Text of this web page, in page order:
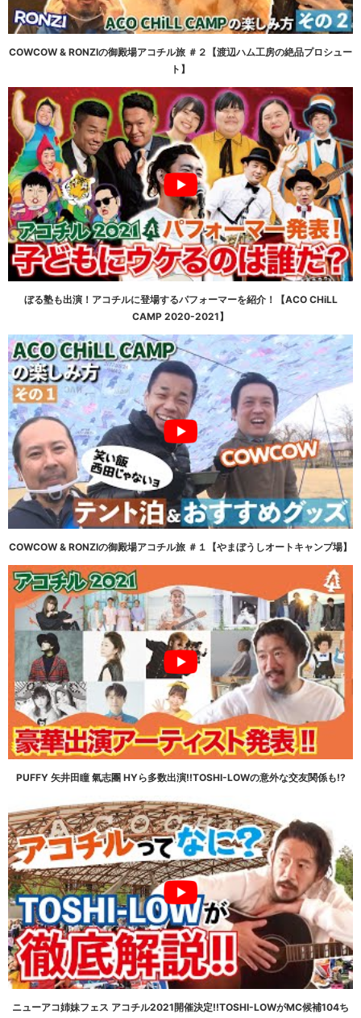
COWCOW & RONZIの御殿場アコチル旅 ＃２【渡辺ハム工房の絶品プロシュー
ト】
ぼる塾も出演！アコチルに登場するパフォーマーを紹介！【ACO CHiLL
CAMP 2020-2021】
COWCOW & RONZIの御殿場アコチル旅 ＃１【やまぼうしオートキャンプ場】
PUFFY 矢井田瞳 氣志團 HYら多数出演!!TOSHI-LOWの意外な交友関係も!?
ニューアコ姉妹フェス アコチル2021開催決定!!TOSHI-LOWがMC候補104ち